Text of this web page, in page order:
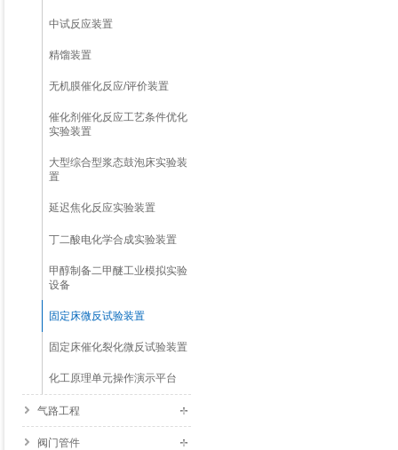
中试反应装置
精馏装置
无机膜催化反应/评价装置
催化剂催化反应工艺条件优化
实验装置
大型综合型浆态鼓泡床实验装
置
延迟焦化反应实验装置
丁二酸电化学合成实验装置
甲醇制备二甲醚工业模拟实验
设备
固定床微反试验装置
固定床催化裂化微反试验装置
化工原理单元操作演示平台
气路工程
阀门管件